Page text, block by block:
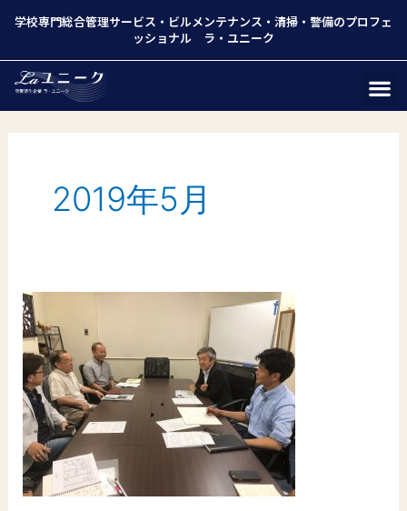
学校専門総合管理サービス ・ ビルメンテナンス ・ 清掃 ・ 警備のプロフェ
ッショナル ラ・ユニーク
2019年5月